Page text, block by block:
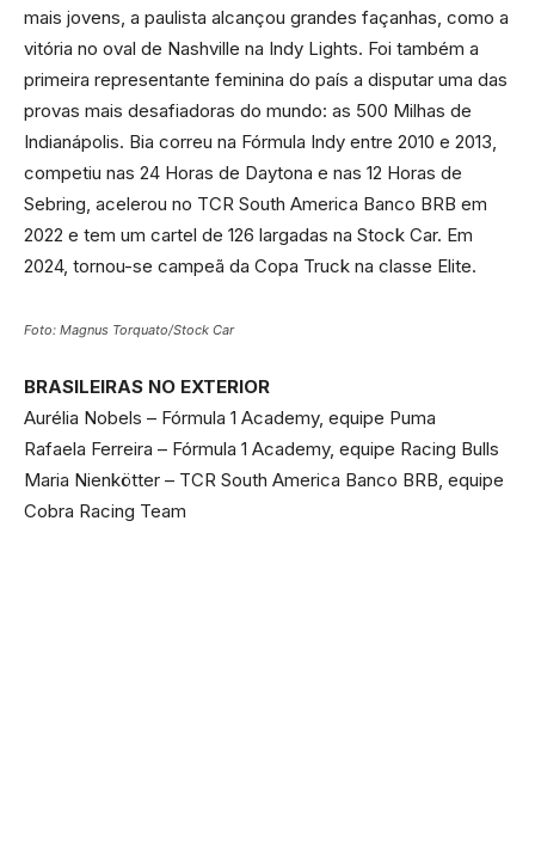
mais jovens, a paulista alcançou grandes façanhas, como a
vitória no oval de Nashville na Indy Lights. Foi também a
primeira representante feminina do país a disputar uma das
provas mais desafiadoras do mundo: as 500 Milhas de
Indianápolis. Bia correu na Fórmula Indy entre 2010 e 2013,
competiu nas 24 Horas de Daytona e nas 12 Horas de
Sebring, acelerou no TCR South America Banco BRB em
2022 e tem um cartel de 126 largadas na Stock Car. Em
2024, tornou-se campeã da Copa Truck na classe Elite.
Foto: Magnus Torquato/Stock Car
BRASILEIRAS NO EXTERIOR
Aurélia Nobels – Fórmula 1 Academy, equipe Puma
Rafaela Ferreira – Fórmula 1 Academy, equipe Racing Bulls
Maria Nienkötter – TCR South America Banco BRB, equipe
Cobra Racing Team